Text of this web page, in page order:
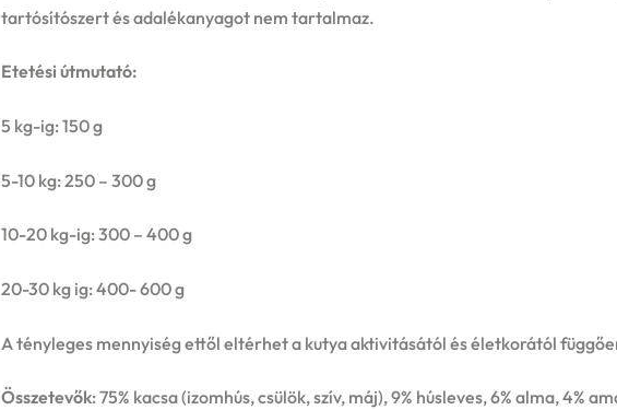
tartósítószert és adalékanyagot nem tartalmaz.
Etetési útmutató:
5 kg-ig: 150 g
5-10 kg: 250 – 300 g
10-20 kg-ig: 300 – 400 g
20-30 kg ig: 400- 600 g
A tényleges mennyiség ettől eltérhet a kutya aktivitásától és életkorától
Összetevők: 75% kacsa (izomhús, csülök, szív, máj), 9% húsleves, 6% alma, 4%